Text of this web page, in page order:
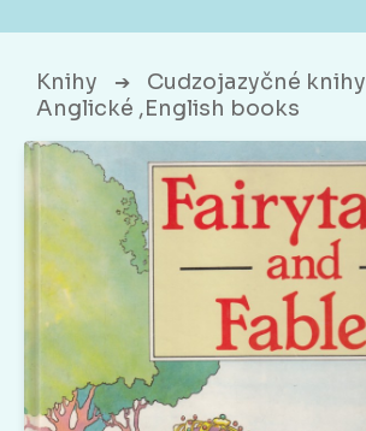
Knihy ➔ Cudzojazyčné knihy
Anglické ,English books